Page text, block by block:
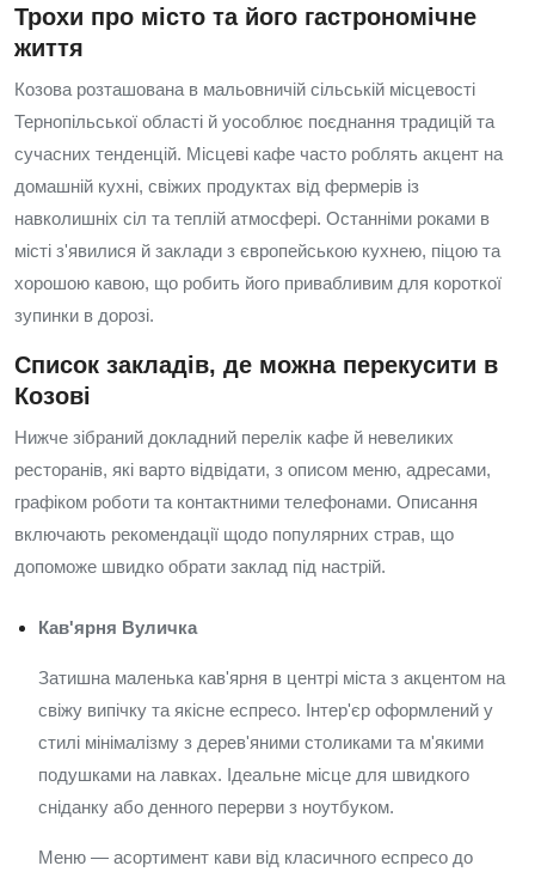
Трохи про місто та його гастрономічне
життя
Козова розташована в мальовничій сільській місцевості
Тернопільської області й уособлює поєднання традицій та
сучасних тенденцій. Місцеві кафе часто роблять акцент на
домашній кухні, свіжих продуктах від фермерів із
навколишніх сіл та теплій атмосфері. Останніми роками в
місті з'явилися й заклади з європейською кухнею, піцою та
хорошою кавою, що робить його привабливим для короткої
зупинки в дорозі.
Список закладів, де можна перекусити в
Козові
Нижче зібраний докладний перелік кафе й невеликих
ресторанів, які варто відвідати, з описом меню, адресами,
графіком роботи та контактними телефонами. Описання
включають рекомендації щодо популярних страв, що
допоможе швидко обрати заклад під настрій.
Кав'ярня Вуличка
Затишна маленька кав'ярня в центрі міста з акцентом на
свіжу випічку та якісне еспресо. Інтер'єр оформлений у
стилі мінімалізму з дерев'яними столиками та м'якими
подушками на лавках. Ідеальне місце для швидкого
сніданку або денного перерви з ноутбуком.
Меню — асортимент кави від класичного еспресо до